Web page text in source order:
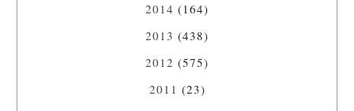
2014 (164)
2013 (438)
2012 (575)
2011 (23)